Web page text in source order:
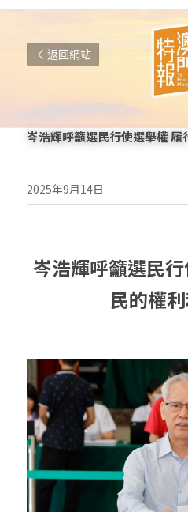
返回網站
岑浩輝呼籲選民行使選舉權
2025年9月14日
岑浩輝呼籲選民
民的權